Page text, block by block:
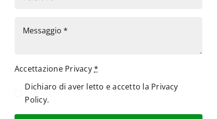
Accettazione Privacy*
Dichiaro di aver letto e accetto la Privacy
Policy.